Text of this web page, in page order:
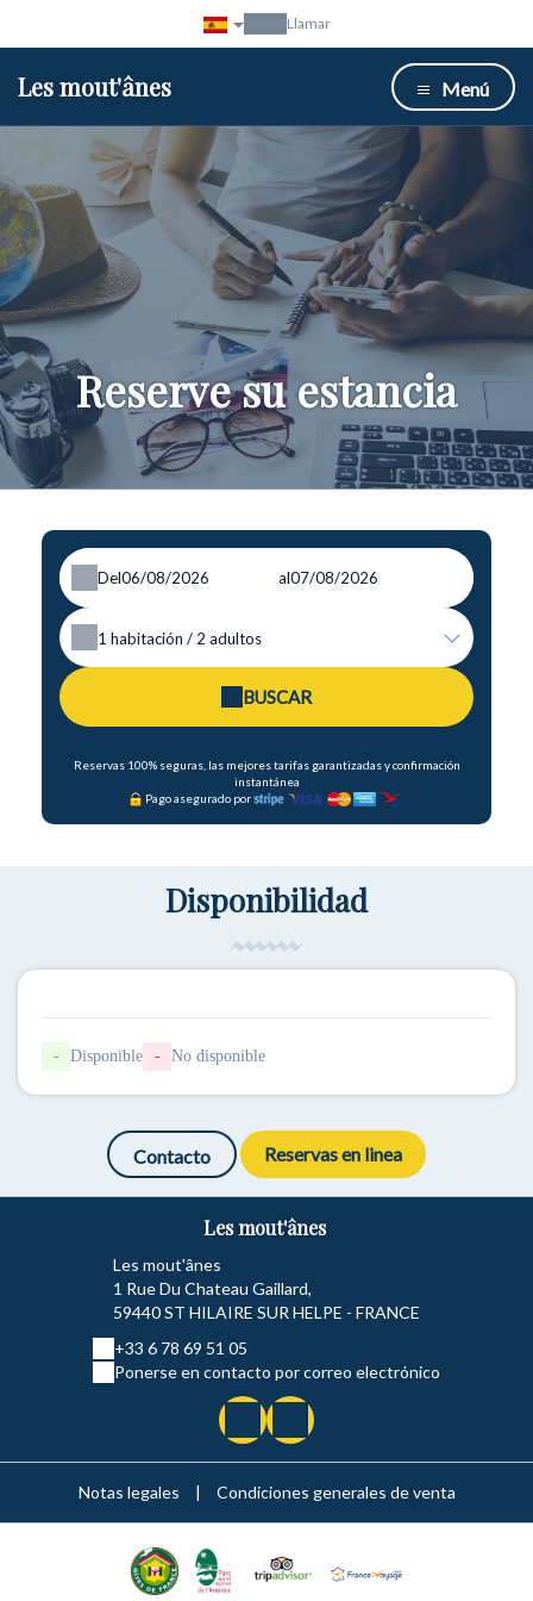
Llamar
Les mout'ânes Menú
Reserve su estancia
Del al
1 habitación / 2 adultos
BUSCAR
Reservas 100% seguras, las mejores tarifas garantizadas y confirmación
instantánea
Pago asegurado por
Disponibilidad
- Disponible - No disponible
Contacto Reservas en linea
Les mout'ânes
Les mout'ânes
1 Rue Du Chateau Gaillard,
59440 ST HILAIRE SUR HELPE - FRANCE
+33 6 78 69 51 05
Ponerse en contacto por correo electrónico
Notas legales Condiciones generales de venta